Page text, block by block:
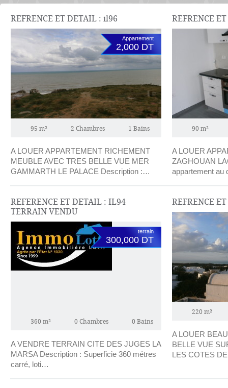
REFRENCE ET DETAIL : il96
Appartement
2,000 DT
95 m² 2 Chambres 1 Bains
A LOUER APPARTEMENT RICHEMENT
MEUBLE AVEC TRES BELLE VUE MER
GAMMARTH LE PALACE Description :…
REFRENCE
90 m²
A LOUER
ZAGHOUAN
appartement
REFERENCE ET DETAIL : IL94
TERRAIN VENDU
terrain
300,000 DT
360 m² 0 Chambres 0 Bains
A VENDRE TERRAIN CITE DES JUGES LA
MARSA Description : Superficie 360 métres
carré, loti…
REFRENCE
220 m²
A LOUER
BELLE VUE
LES COTES